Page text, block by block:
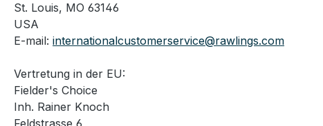
St. Louis, MO 63146
USA
E-mail: internationalcustomerservice@rawlings.com
Vertretung in der EU:
Fielder's Choice
Inh. Rainer Knoch